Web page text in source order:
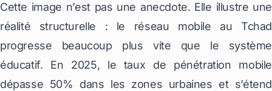
Cette image n’est pas une anecdote. Elle illustre une
réalité structurelle : le réseau mobile au Tchad
progresse beaucoup plus vite que le système
éducatif. En 2025, le taux de pénétration mobile
dépasse 50% dans les zones urbaines et s’étend